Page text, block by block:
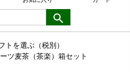
トを選ぶ（税別）
ツ麦茶（茶楽）箱セット